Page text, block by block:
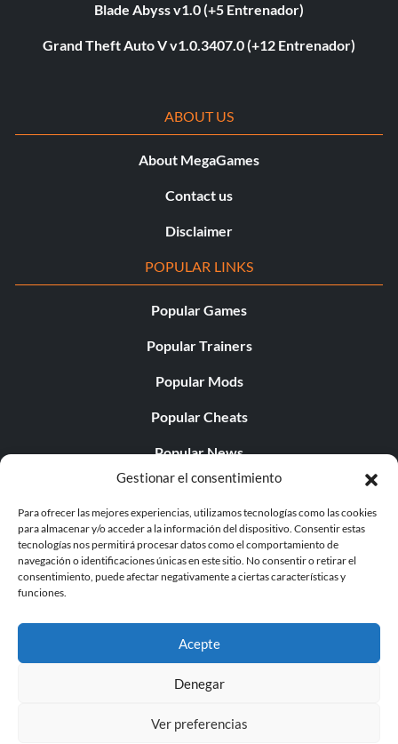
Gestionar el consentimiento
Para ofrecer las mejores experiencias, utilizamos tecnologías como las cookies
para almacenar y/o acceder a la información del dispositivo. Consentir estas
tecnologías nos permitirá procesar datos como el comportamiento de
navegación o identificaciones únicas en este sitio. No consentir o retirar el
consentimiento, puede afectar negativamente a ciertas características y
funciones.
Acepte
Denegar
Ver preferencias
Blade Abyss v1.0 (+5 Entrenador)
Grand Theft Auto V v1.0.3407.0 (+12 Entrenador)
ABOUT US
About MegaGames
Contact us
Disclaimer
POPULAR LINKS
Popular Games
Popular Trainers
Popular Mods
Popular Cheats
Popular News
Popular Editorials
Popular Free Games
LATEST UPDATES
© 1998 - 2026 MegaGames.com All rights reserved